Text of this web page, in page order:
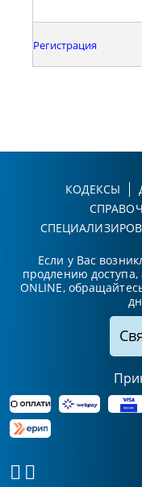
Регистрация
КОДЕКСЫ
Если у Вас
продлению
ONLINE,